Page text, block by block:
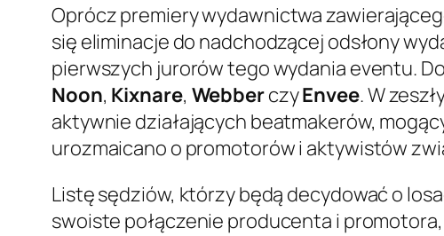
Oprócz premiery wydawnictwa
się eliminacje do nadchodzącej odsłony
pierwszych jurorów tego wydania eventu.
Noon, Kixnare, WebberczyEnvee. W
aktywnie działających beatmakerów,
urozmaicano o promotorów i aktywistów
Listę sędziów, którzy będą decydować o
swoiste połączenie producenta i